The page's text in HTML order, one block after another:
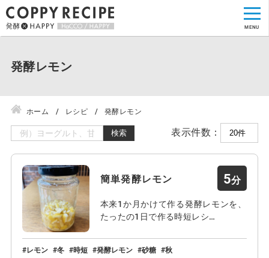
発酵レモン
ホーム レシピ 発酵レモン
検索 表示件数：
簡単発酵レモン 5
本来1か月かけて作る発酵レモンを、
たったの1日で作る時短レシ…
レモン 冬 時短 発酵レモン 砂糖 秋